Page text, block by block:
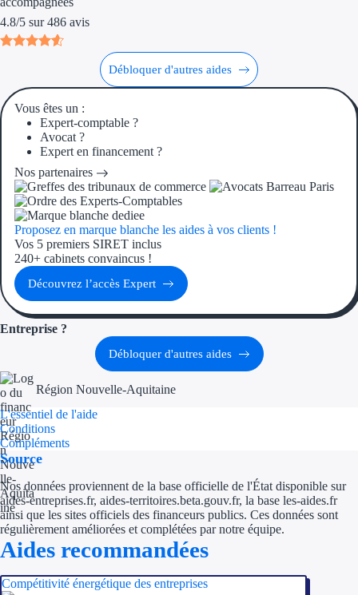
FAQ
4.8/5 sur 486 avis
Débloquer d'autres aides
Vous êtes un :
Expert-comptable ?
Avocat ?
Expert en financement ?
Nos partenaires
Proposez en marque blanche les aides à vos clients !
Vos 5 premiers SIRET inclus
240+ cabinets convaincus !
Découvrez l’accès Expert
Entreprise ?
Débloquer d'autres aides
Région Nouvelle-Aquitaine
L'essentiel de l'aide
Conditions
Compléments
Source
Nos données proviennent de la base officielle de l'État disponible sur
aides-entreprises.fr, aides-territoires.beta.gouv.fr, la base les-aides.fr
ainsi que les sites officiels des financeurs publics. Ces données sont
régulièrement améliorées et complétées par notre équipe.
Aides recommandées
Compétitivité énergétique des entreprises